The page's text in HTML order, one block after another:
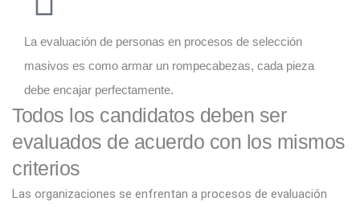
La evaluación de personas en procesos de selección
masivos es como armar un rompecabezas, cada pieza
debe encajar perfectamente.
Todos los candidatos deben ser
evaluados de acuerdo con los mismos
criterios
Las organizaciones se enfrentan a procesos de evaluación